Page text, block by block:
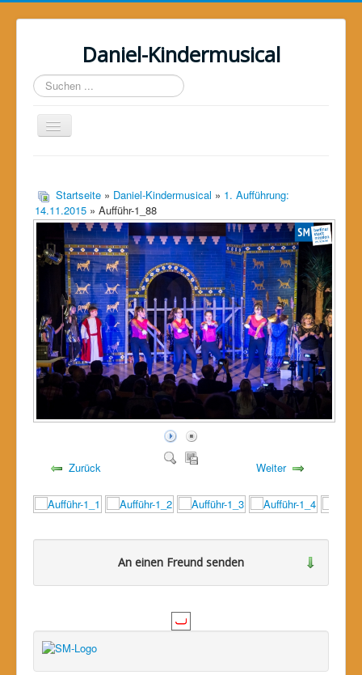
Daniel-Kindermusical
Suchen
...
Toggle
Navigation
Über uns
Das Musical
Das Projekt
Galerie
Unterstützer
Kontakt
Startseite » Daniel-Kindermusical » 1. Aufführung:
14.11.2015 » Aufführ-1_88
Zurück Weiter
An einen Freund senden
Bitte loggen Sie sich zuerst ein...